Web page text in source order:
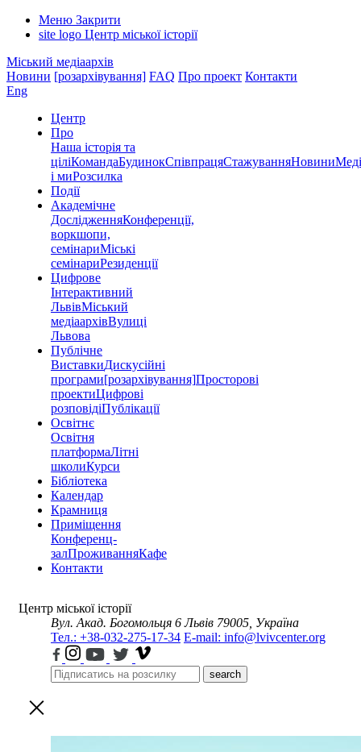
Меню Закрити
site logo Центр міської історії
Міський медіаархів
Новини [розархівування] FAQ Про проект Контакти
Eng
Центр
Про
Наша історія та
ціліКомандаБудинокСпівпрацяСтажуванняНовини
і миРозсилка
Події
Академічне
ДослідженняКонференції,
воркшопи,
семінариМіські
семінариРезиденції
Цифрове
Інтерактивний
ЛьвівМіський
медіаархівВулиці
Львова
Публічне
ВиставкиДискусійні
програми[розархівування]Просторові
проектиЦифрові
розповідіПублікації
Освітнє
Освітня
платформаЛітні
школиКурси
Бібліотека
Календар
Крамниця
Приміщення
Конференц-
залПроживанняКафе
Контакти
Центр міської історії
Вул. Акад. Богомольця 6 Львів 79005, Україна
Тел.: +38-032-275-17-34 E-mail: info@lvivcenter.org
search